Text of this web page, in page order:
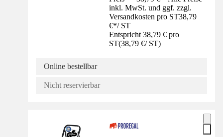
inkl. MwSt. und ggf. zzgl.
Versandkosten pro ST38,79
€*/ ST
Entspricht 38,79 € pro
ST(38,79 €/ ST)
Online bestellbar
Nicht reservierbar